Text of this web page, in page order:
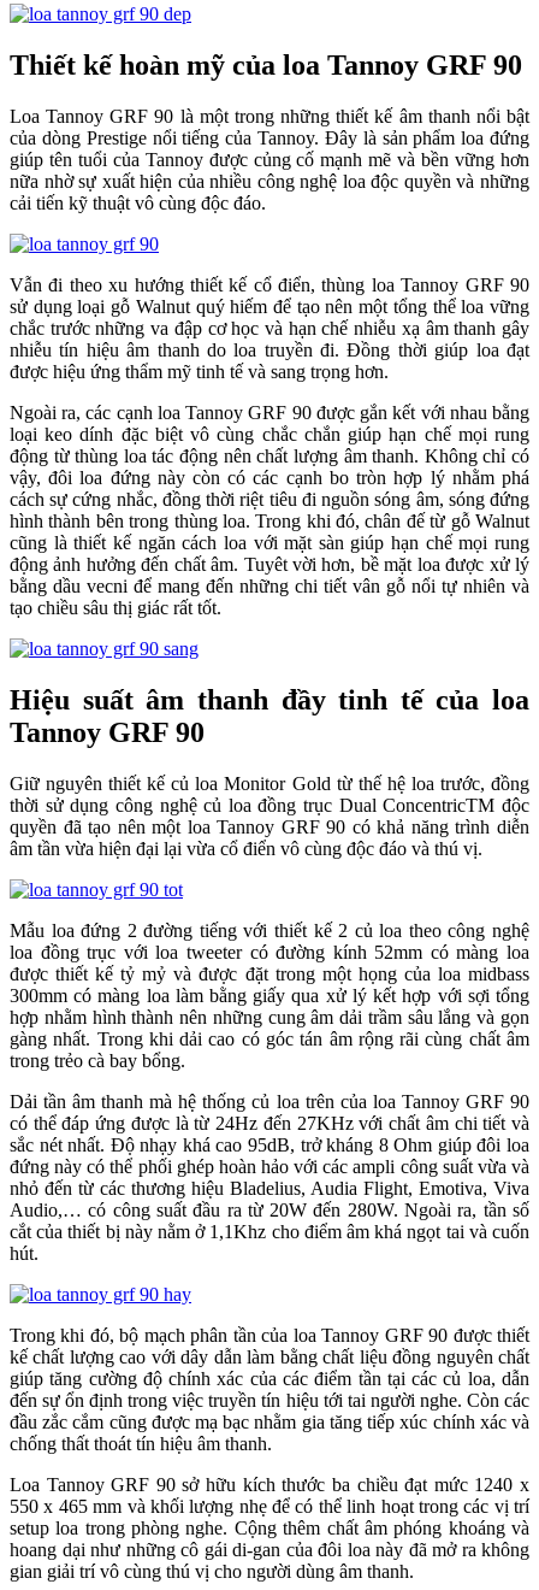
Thiết kế hoàn mỹ của loa Tannoy GRF 90
Loa Tannoy GRF 90 là một trong những thiết kế âm thanh nổi bật
của dòng Prestige nổi tiếng của Tannoy. Đây là sản phẩm loa đứng
giúp tên tuổi của Tannoy được củng cố mạnh mẽ và bền vững hơn
nữa nhờ sự xuất hiện của nhiều công nghệ loa độc quyền và những
cải tiến kỹ thuật vô cùng độc đáo.
Vẫn đi theo xu hướng thiết kế cổ điển, thùng loa Tannoy GRF 90
sử dụng loại gỗ Walnut quý hiếm để tạo nên một tổng thể loa vững
chắc trước những va đập cơ học và hạn chế nhiễu xạ âm thanh gây
nhiễu tín hiệu âm thanh do loa truyền đi. Đồng thời giúp loa đạt
được hiệu ứng thẩm mỹ tinh tế và sang trọng hơn.
Ngoài ra, các cạnh loa Tannoy GRF 90 được gắn kết với nhau bằng
loại keo dính đặc biệt vô cùng chắc chắn giúp hạn chế mọi rung
động từ thùng loa tác động nên chất lượng âm thanh. Không chỉ có
vậy, đôi loa đứng này còn có các cạnh bo tròn hợp lý nhằm phá
cách sự cứng nhắc, đồng thời riệt tiêu đi nguồn sóng âm, sóng đứng
hình thành bên trong thùng loa. Trong khi đó, chân đế từ gỗ Walnut
cũng là thiết kế ngăn cách loa với mặt sàn giúp hạn chế mọi rung
động ảnh hưởng đến chất âm. Tuyêt vời hơn, bề mặt loa được xử lý
bằng dầu vecni để mang đến những chi tiết vân gỗ nổi tự nhiên và
tạo chiều sâu thị giác rất tốt.
Hiệu suất âm thanh đầy tinh tế của loa
Tannoy GRF 90
Giữ nguyên thiết kế củ loa Monitor Gold từ thế hệ loa trước, đồng
thời sử dụng công nghệ củ loa đồng trục Dual ConcentricTM độc
quyền đã tạo nên một loa Tannoy GRF 90 có khả năng trình diễn
âm tần vừa hiện đại lại vừa cổ điển vô cùng độc đáo và thú vị.
Mẫu loa đứng 2 đường tiếng với thiết kế 2 củ loa theo công nghệ
loa đồng trục với loa tweeter có đường kính 52mm có màng loa
được thiết kế tỷ mỷ và được đặt trong một họng của loa midbass
300mm có màng loa làm bằng giấy qua xử lý kết hợp với sợi tổng
hợp nhằm hình thành nên những cung âm dải trầm sâu lắng và gọn
gàng nhất. Trong khi dải cao có góc tán âm rộng rãi cùng chất âm
trong trẻo cà bay bổng.
Dải tần âm thanh mà hệ thống củ loa trên của loa Tannoy GRF 90
có thể đáp ứng được là từ 24Hz đến 27KHz với chất âm chi tiết và
sắc nét nhất. Độ nhạy khá cao 95dB, trở kháng 8 Ohm giúp đôi loa
đứng này có thể phối ghép hoàn hảo với các ampli công suất vừa và
nhỏ đến từ các thương hiệu Bladelius, Audia Flight, Emotiva, Viva
Audio,… có công suất đầu ra từ 20W đến 280W. Ngoài ra, tần số
cắt của thiết bị này nằm ở 1,1Khz cho điểm âm khá ngọt tai và cuốn
hút.
Trong khi đó, bộ mạch phân tần của loa Tannoy GRF 90 được thiết
kế chất lượng cao với dây dẫn làm bằng chất liệu đồng nguyên chất
giúp tăng cường độ chính xác của các điểm tần tại các củ loa, dẫn
đến sự ổn định trong việc truyền tín hiệu tới tai người nghe. Còn các
đầu zắc cắm cũng được mạ bạc nhằm gia tăng tiếp xúc chính xác và
chống thất thoát tín hiệu âm thanh.
Loa Tannoy GRF 90 sở hữu kích thước ba chiều đạt mức 1240 x
550 x 465 mm và khối lượng nhẹ để có thể linh hoạt trong các vị trí
setup loa trong phòng nghe. Cộng thêm chất âm phóng khoáng và
hoang dại như những cô gái di-gan của đôi loa này đã mở ra không
gian giải trí vô cùng thú vị cho người dùng âm thanh.